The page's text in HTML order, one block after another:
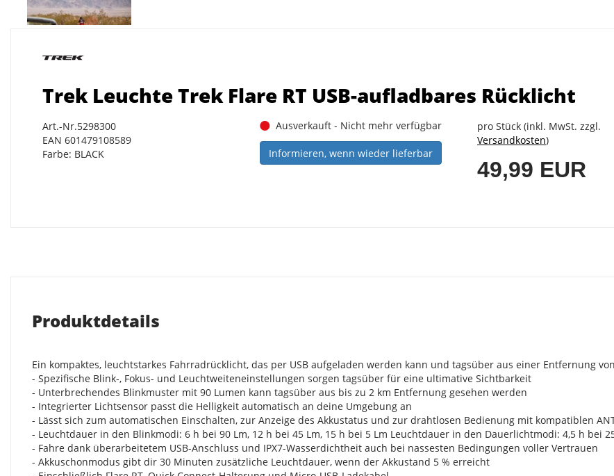
Trek Leuchte Trek Flare RT USB-aufladbares Rücklicht
Art.-Nr.5298300
EAN 601479108589
Farbe: BLACK
Ausverkauft - Nicht mehr verfügbar
Informieren, wenn wieder lieferbar
pro Stück (inkl. MwSt. zzgl.
Versandkosten)
49,99 EUR
Produktdetails
Ein kompaktes, leuchtstarkes Fahrradrücklicht, das per USB aufgeladen werden kann und tagsüber aus einer Entfernung
- Spezifische Blink-, Fokus- und Leuchtweiteneinstellungen sorgen tagsüber für eine ultimative Sichtbarkeit
- Unterbrechendes Blinkmuster mit 90 Lumen kann tagsüber aus bis zu 2 km Entfernung gesehen werden
- Integrierter Lichtsensor passt die Helligkeit automatisch an deine Umgebung an
- Lässt sich zum automatischen Einschalten, zur Anzeige des Akkustatus und zur drahtlosen Bedienung mit kompatiblen
- Leuchtdauer in den Blinkmodi: 6 h bei 90 Lm, 12 h bei 45 Lm, 15 h bei 5 Lm Leuchtdauer in den Dauerlichtmodi: 4,5 h bei
- Fahre dank überarbeitetem USB-Anschluss und IPX7-Wasserdichtheit auch bei nassesten Bedingungen voller Vertrauen
- Akkuschonmodus gibt dir 30 Minuten zusätzliche Leuchtdauer, wenn der Akkustand 5 % erreicht